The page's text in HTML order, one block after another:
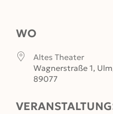
WO
Altes Theater
Wagnerstraße 1,
89077